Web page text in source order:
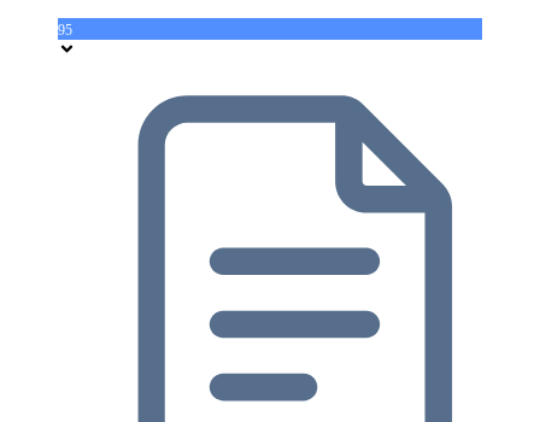
95